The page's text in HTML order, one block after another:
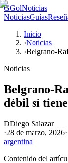
GGolNoticias
NoticiasGuías
Inicio
›Noticias
›Belgrano-
Noticias
Belgrano-
débil sí
DDiego Salazar
·28 de marzo, 2026·
argentina
Contenido del